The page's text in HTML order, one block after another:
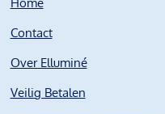
Contact
Over Elluminé
Veilig Betalen